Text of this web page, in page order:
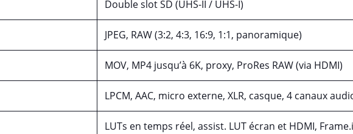
Double slot SD (UHS-II / UHS-I)
JPEG, RAW (3:2, 4:3, 16:9, 1:1, panoramique)
MOV, MP4 jusqu’à 6K, proxy, ProRes RAW (via HDMI)
LPCM, AAC, micro externe, XLR, casque, 4 canaux
LUTs en temps réel, assist. LUT écran et HDMI,